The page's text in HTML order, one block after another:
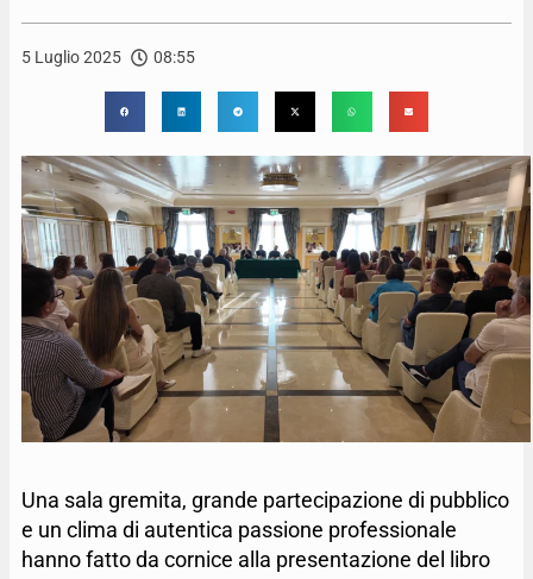
5 Luglio 2025 08:55
Una sala gremita, grande partecipazione di pubblico
e un clima di autentica passione professionale
hanno fatto da cornice alla presentazione del libro